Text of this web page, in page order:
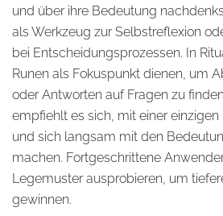
und über ihre Bedeutung
als Werkzeug zur Selbstreflexion
bei Entscheidungsprozessen. In
Runen als Fokuspunkt dienen, um
oder Antworten auf Fragen zu
empfiehlt es sich, mit einer einzigen
und sich langsam mit den
machen. Fortgeschrittene
Legemuster ausprobieren, um
gewinnen.